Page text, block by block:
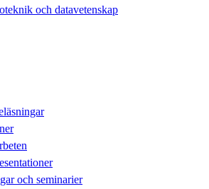
och datavetenskap
och seminarier